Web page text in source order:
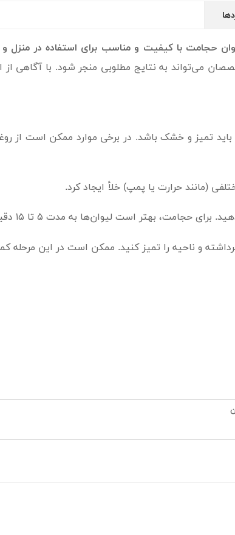
حجامت با کیفیت و مناسب برای استفاده در منزل
می‌تواند به نتایج مطلوبی منجر شود. با آگاهی از
تمیز و خشک باشد. در برخی موارد ممکن است
(مانند حرارت یا پمپ) خلأ ایجاد کرد.
بهتر است لیوان‌ها به مدت ۵ تا ۱۵ دقیقه در محل بمانند.
برداشته و ناحیه را تمیز کنید. ممکن است در این